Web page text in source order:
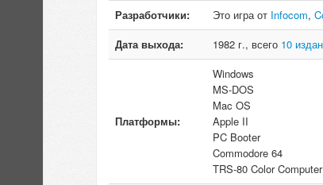
Разработчики:
Это игра от Infocom,
Дата выхода:
1982 г., всего 10
Платформы:
Windows
MS-DOS
Mac OS
Apple II
PC Booter
Commodore 64
TRS-80 Color Computer